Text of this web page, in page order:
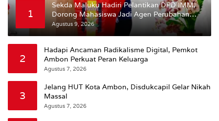
1
Sekda Maluku Hadiri Pelantikan DPD IMM,
Dorong Mahasiswa Jadi Agen Perubahan
dan Mitra Strategis Pemerintah
Agustus 9, 2026
2
Hadapi Ancaman Radikalisme Digital, Pemkot
Ambon Perkuat Peran Keluarga
Agustus 7, 2026
3
Jelang HUT Kota Ambon, Disdukcapil Gelar Nikah
Massal
Agustus 7, 2026